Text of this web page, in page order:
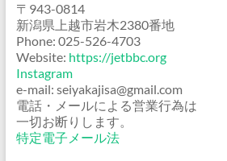
〒943-0814
新潟県上越市岩木2380番地
Phone: 025-526-4703
Website: https://jetbbc.org
Instagram
e-mail: seiyakajisa@gmail.com
電話・メールによる営業行為は
一切お断りします。
特定電子メール法